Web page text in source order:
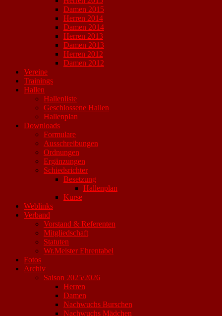
Damen 2015
Herren 2014
Damen 2014
Herren 2013
Damen 2013
Herren 2012
Damen 2012
Vereine
Trainings
Hallen
Hallenliste
Geschlossene Hallen
Hallenplan
Downloads
Formulare
Ausschreibungen
Ordnungen
Ergänzungen
Schiedsrichter
Besetzung
Hallenplan
Kurse
Weblinks
Verband
Vorstand & Referenten
Mitgliedschaft
Statuten
Wr.Meister Ehrentabel
Fotos
Archiv
Saison 2025/2026
Herren
Damen
Nachwuchs Burschen
Nachwuchs Mädchen